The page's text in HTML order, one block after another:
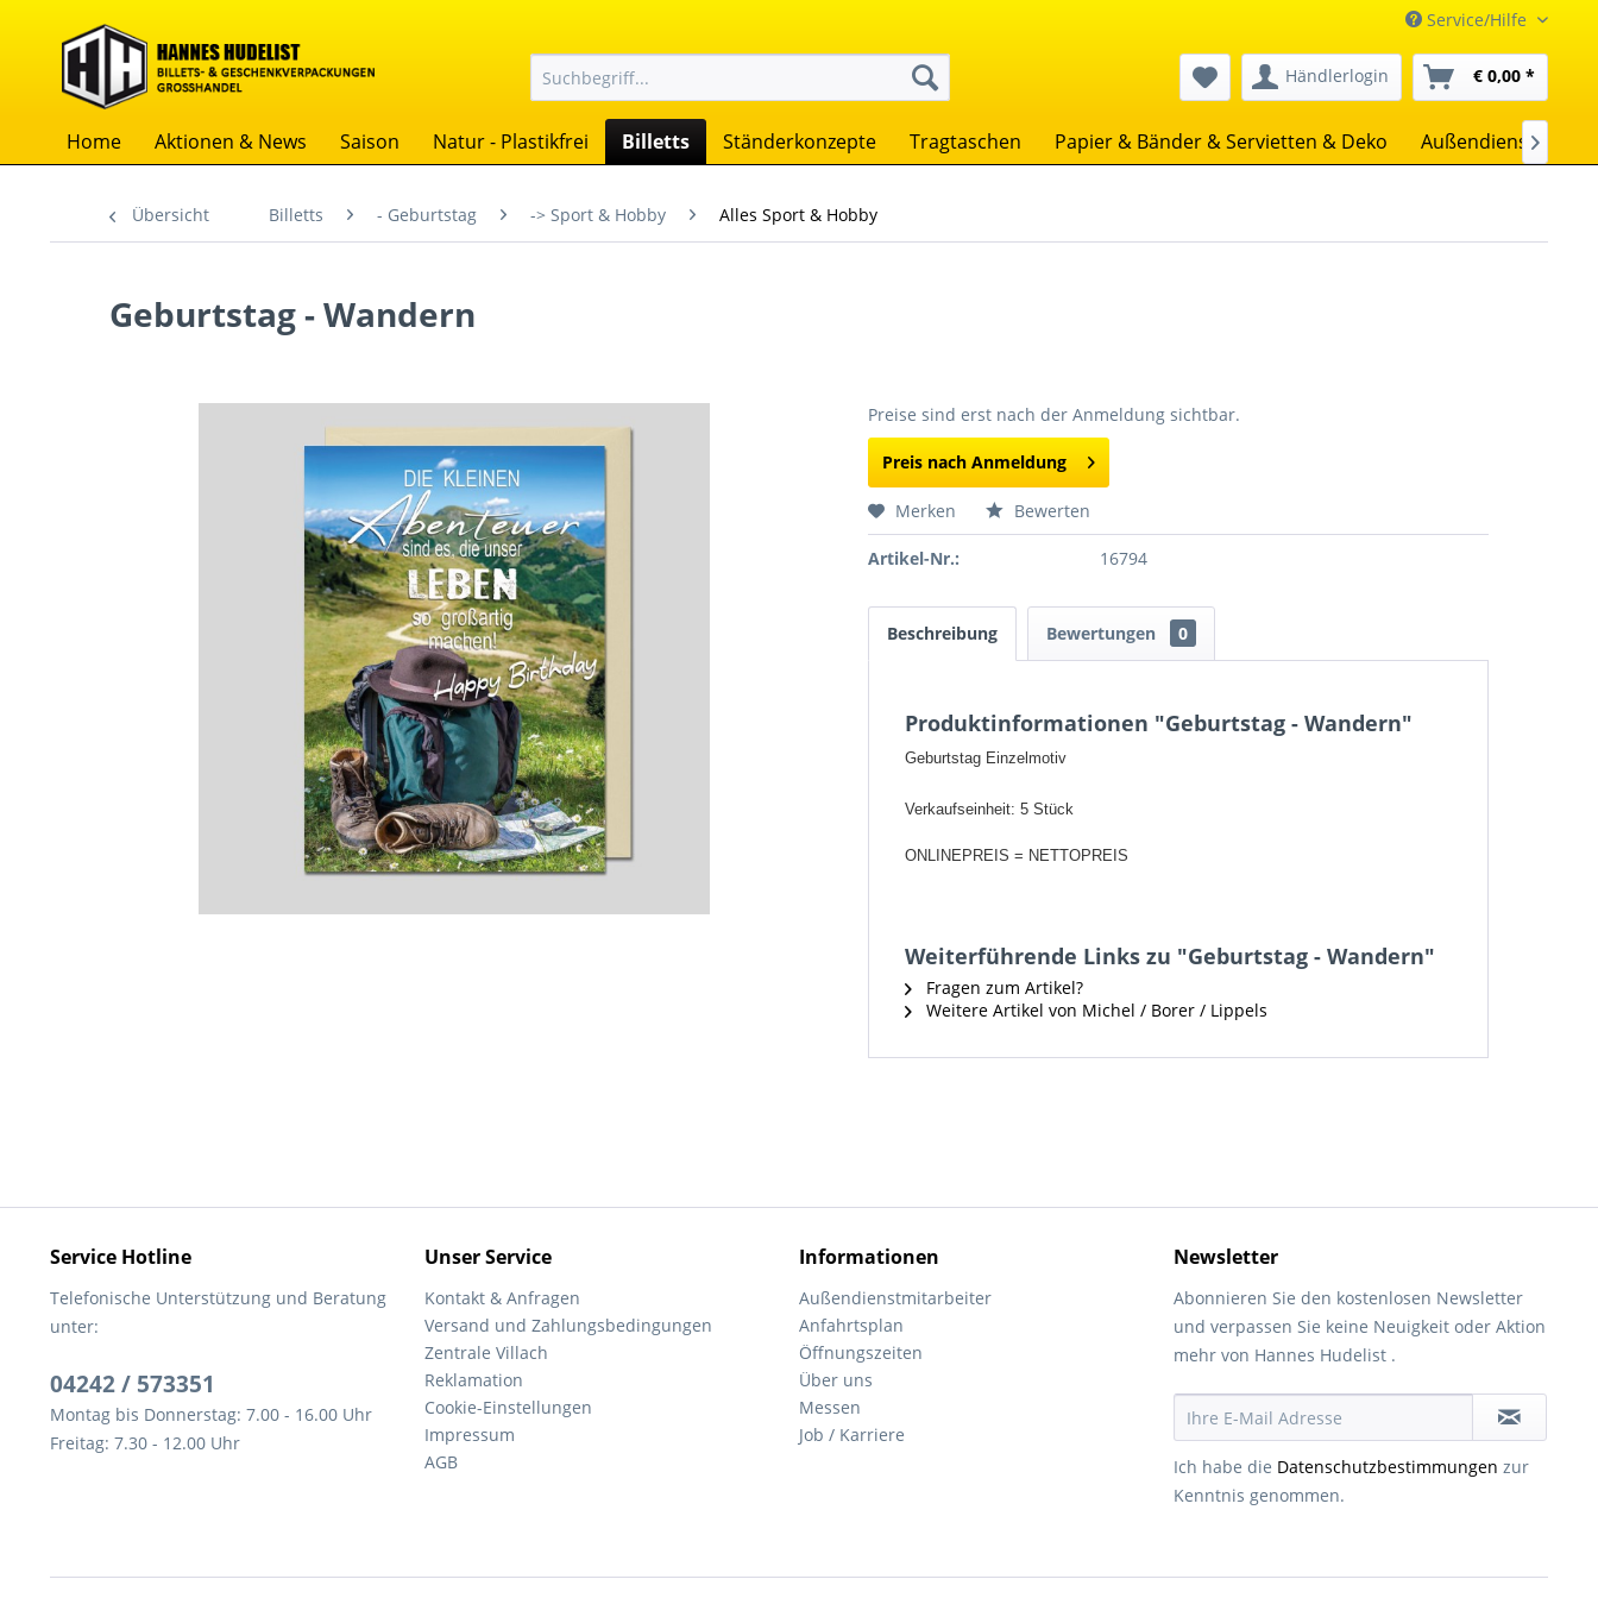
Service/Hilfe
Händlerlogin € 0,00 *
Home Aktionen & News Saison Natur - Plastikfrei Billetts Ständerkonzepte Tragtaschen Papier & Bänder & Servietten & Deko Außendienst
Übersicht Billetts - Geburtstag -> Sport & Hobby Alles Sport & Hobby
Geburtstag - Wandern
Preise sind erst nach der Anmeldung sichtbar.
Preis nach Anmeldung
Merken Bewerten
Artikel-Nr.: 16794
Beschreibung Bewertungen 0
Produktinformationen "Geburtstag - Wandern"
Geburtstag Einzelmotiv
Verkaufseinheit: 5 Stück
ONLINEPREIS = NETTOPREIS
Weiterführende Links zu "Geburtstag - Wandern"
Fragen zum Artikel?
Weitere Artikel von Michel / Borer / Lippels
Service Hotline
Telefonische Unterstützung und Beratung
unter:
04242 / 573351
Montag bis Donnerstag: 7.00 - 16.00 Uhr
Freitag: 7.30 - 12.00 Uhr
Unser Service
Kontakt & Anfragen
Versand und Zahlungsbedingungen
Zentrale Villach
Reklamation
Cookie-Einstellungen
Impressum
AGB
Informationen
Außendienstmitarbeiter
Anfahrtsplan
Öffnungszeiten
Über uns
Messen
Job / Karriere
Newsletter
Abonnieren Sie den kostenlosen Newsletter
und verpassen Sie keine Neuigkeit oder Aktion
mehr von Hannes Hudelist .
Ich habe die Datenschutzbestimmungen zur
Kenntnis genommen.